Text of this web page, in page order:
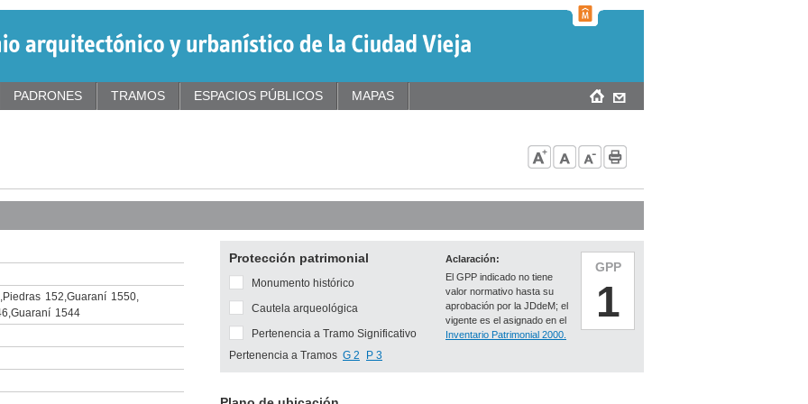
,Piedras 152,Guaraní 1550,
,Guaraní 1544
Protección patrimonial
GPP
1
Aclaración:
El GPP indicado no tiene
valor normativo hasta su
aprobación por la JDdeM; el
vigente es el asignado en el
Inventario Patrimonial 2000.
Monumento histórico
Cautela arqueológica
Pertenencia a Tramo Significativo
Pertenencia a Tramos G 2 P 3
PADRONES TRAMOS ESPACIOS PÚBLICOS MAPAS